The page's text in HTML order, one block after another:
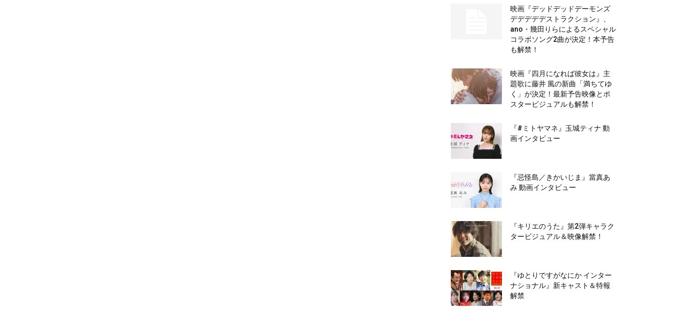
映画『デッドデッドデーモンズ
デデデデデストラクション』、
ano・幾田りらによるスペシャル
コラボソング2曲が決定！本予告
も解禁！
映画『四月になれば彼女は』主
題歌に藤井 風の新曲「満ちてゆ
く」が決定！最新予告映像とポ
スタービジュアルも解禁！
『#ミトヤマネ』玉城ティナ 動
画インタビュー
『忌怪島／きかいじま』當真あ
み 動画インタビュー
『キリエのうた』第2弾キャラク
タービジュアル＆映像解禁！
『ゆとりですがなにか インター
ナショナル』新キャスト＆特報
解禁